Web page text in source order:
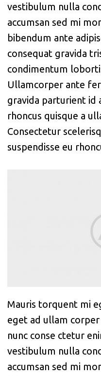
vestibulum nulla
accumsan sed mi
bibendum ante
consequat gravida
condimentum
Ullamcorper ante
gravida parturient id
rhoncus quisque a
Consectetur
suspendisse eu
Mauris torquent mi
eget ad ullam
nunc conse ctetur
vestibulum nulla
accumsan sed mi